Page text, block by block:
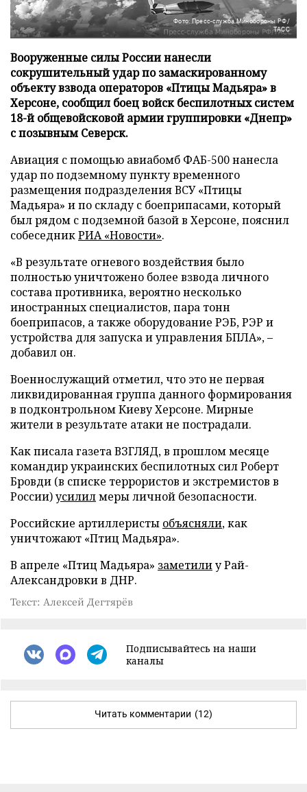
Фото: Пресс-служба Минобороны РФ/
ТАСС
Вооруженные силы России нанесли
сокрушительный удар по замаскированному
объекту взвода операторов «Птицы Мадьяра» в
Херсоне, сообщил боец войск беспилотных систем
18-й общевойсковой армии группировки «Днепр»
с позывным Северск.
Авиация с помощью авиабомб ФАБ-500 нанесла
удар по подземному пункту временного
размещения подразделения ВСУ «Птицы
Мадьяра» и по складу с боеприпасами, который
был рядом с подземной базой в Херсоне, пояснил
собеседникРИА «Новости».
«В результате огневого воздействия было
полностью уничтожено более взвода личного
состава противника, вероятно несколько
иностранных специалистов, пара тонн
боеприпасов, а также оборудование РЭБ, РЭР и
устройства для запуска и управления БПЛА», –
добавил он.
Военнослужащий отметил, что это не первая
ликвидированная группа данного формирования
в подконтрольном Киеву Херсоне. Мирные
жители в результате атаки не пострадали.
Как писала газета ВЗГЛЯД, в прошлом месяце
командир украинских беспилотных сил Роберт
Бровди (в списке террористов и экстремистов в
России)усилилмеры личной безопасности.
Российские артиллеристы объясняли, как
уничтожают «Птиц Мадьяра».
В апреле «Птиц Мадьяра» заметилиу Рай-
Александровки в ДНР.
Текст: Алексей Дегтярёв
Подписывайтесь на наши
каналы
Читать комментарии (12)